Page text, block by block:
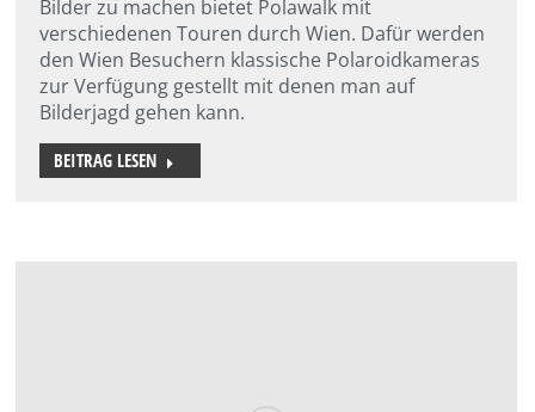
Bilder zu machen bietet Polawalk mit
verschiedenen Touren durch Wien. Dafür werden
den Wien Besuchern klassische Polaroidkameras
zur Verfügung gestellt mit denen man auf
Bilderjagd gehen kann.
BEITRAG LESEN